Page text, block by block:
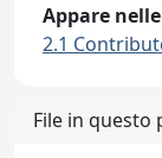
Appare
2.1
File in questo